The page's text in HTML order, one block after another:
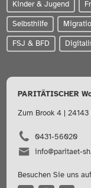
Kinder & Jugend
Selbsthilfe
FSJ & BFD
PARITÄTISCHER
Zum Brook 4 | 24143
0431-56020
info@paritaet-
Besuchen Sie uns